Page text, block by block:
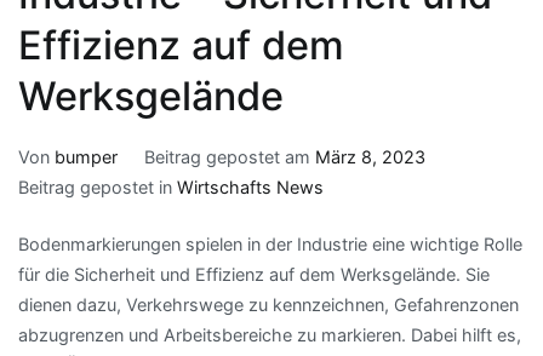
Effizienz auf dem
Werksgelände
Von bumper Beitrag gepostet am März 8, 2023
Beitrag gepostet in Wirtschafts News
Bodenmarkierungen spielen in der Industrie eine wichtige Rolle
für die Sicherheit und Effizienz auf dem Werksgelände. Sie
dienen dazu, Verkehrswege zu kennzeichnen, Gefahrenzonen
abzugrenzen und Arbeitsbereiche zu markieren. Dabei hilft es,